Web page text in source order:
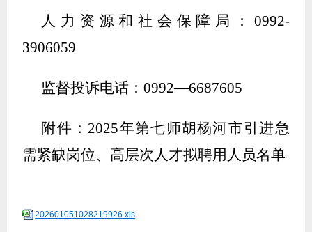
人力资源和社会保障局： 0992-
3906059
监督投诉电话：0992—6687605
附件： 2025年第七师胡杨河市引进急
需紧缺岗位、高层次人才拟聘用人员名单
202601051028219926.xls